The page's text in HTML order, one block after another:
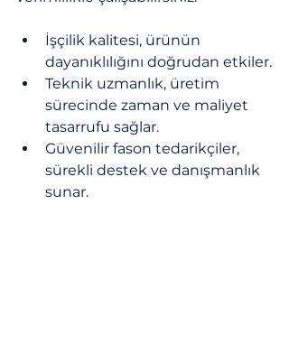
İşçilik kalitesi, ürünün
dayanıklılığını doğrudan etkiler.
Teknik uzmanlık, üretim
sürecinde zaman ve maliyet
tasarrufu sağlar.
Güvenilir fason tedarikçiler,
sürekli destek ve danışmanlık
sunar.